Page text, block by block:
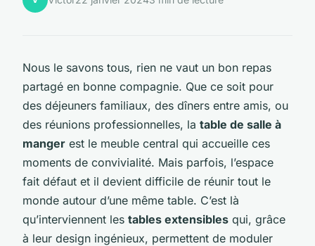
Nous le savons tous, rien ne vaut un bon repas
partagé en bonne compagnie. Que ce soit pour
des déjeuners familiaux, des dîners entre amis, ou
des réunions professionnelles, la table de salle à
manger est le meuble central qui accueille ces
moments de convivialité. Mais parfois, l’espace
fait défaut et il devient difficile de réunir tout le
monde autour d’une même table. C’est là
qu’interviennent les tables extensibles qui, grâce
à leur design ingénieux, permettent de moduler